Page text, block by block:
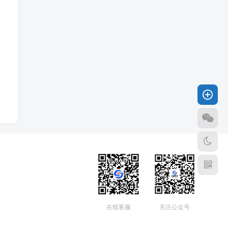
在线客服 关注公众号